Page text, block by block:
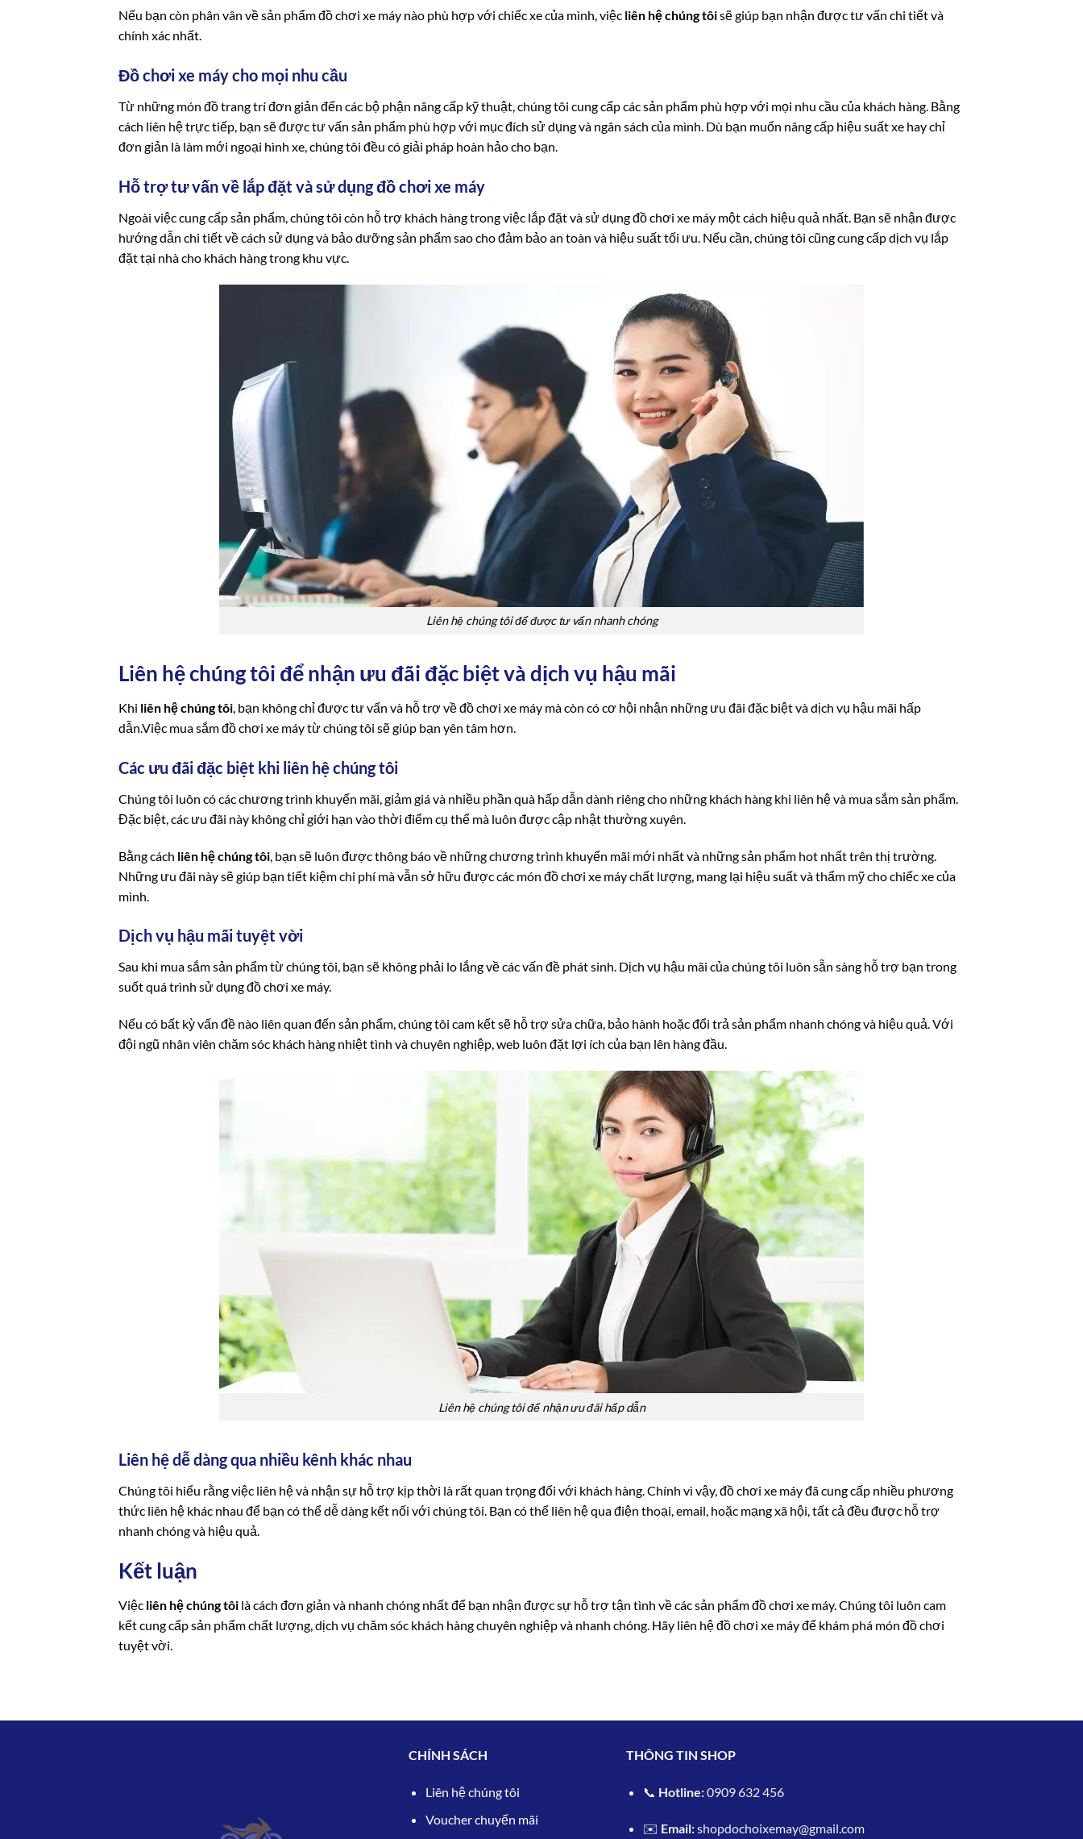
Nếu bạn còn phân vân về sản phẩm đồ chơi xe máy nào phù hợp với chiếc xe của mình, việc liên hệ chúng tôisẽ giúp bạn nhận được tư vấn chi tiết và
chính xác nhất.
Đồ chơi xe máy cho mọi nhu cầu
Từ những món đồ trang trí đơn giản đến các bộ phận nâng cấp kỹ thuật, chúng tôi cung cấp các sản phẩm phù hợp với mọi nhu cầu của khách hàng. Bằng
cách liên hệ trực tiếp, bạn sẽ được tư vấn sản phẩm phù hợp với mục đích sử dụng và ngân sách của mình. Dù bạn muốn nâng cấp hiệu suất xe hay chỉ
đơn giản là làm mới ngoại hình xe, chúng tôi đều có giải pháp hoàn hảo cho bạn.
Hỗ trợ tư vấn về lắp đặt và sử dụng đồ chơi xe máy
Ngoài việc cung cấp sản phẩm, chúng tôi còn hỗ trợ khách hàng trong việc lắp đặt và sử dụng đồ chơi xe máy một cách hiệu quả nhất. Bạn sẽ nhận được
hướng dẫn chi tiết về cách sử dụng và bảo dưỡng sản phẩm sao cho đảm bảo an toàn và hiệu suất tối ưu. Nếu cần, chúng tôi cũng cung cấp dịch vụ lắp
đặt tại nhà cho khách hàng trong khu vực.
Liên hệ chúng tôi để được tư vấn nhanh chóng
Liên hệ chúng tôi để nhận ưu đãi đặc biệt và dịch vụ hậu mãi
Khi liên hệ chúng tôi, bạn không chỉ được tư vấn và hỗ trợ về đồ chơi xe máy mà còn có cơ hội nhận những ưu đãi đặc biệt và dịch vụ hậu mãi hấp
dẫn.Việc mua sắm đồ chơi xe máy từ chúng tôi sẽ giúp bạn yên tâm hơn.
Các ưu đãi đặc biệt khi liên hệ chúng tôi
Chúng tôi luôn có các chương trình khuyến mãi, giảm giá và nhiều phần quà hấp dẫn dành riêng cho những khách hàng khi liên hệ và mua sắm sản phẩm.
Đặc biệt, các ưu đãi này không chỉ giới hạn vào thời điểm cụ thể mà luôn được cập nhật thường xuyên.
Bằng cách liên hệ chúng tôi , bạn sẽ luôn được thông báo về những chương trình khuyến mãi mới nhất và những sản phẩm hot nhất trên thị trường.
Những ưu đãi này sẽ giúp bạn tiết kiệm chi phí mà vẫn sở hữu được các món đồ chơi xe máy chất lượng, mang lại hiệu suất và thẩm mỹ cho chiếc xe của
mình.
Dịch vụ hậu mãi tuyệt vời
Sau khi mua sắm sản phẩm từ chúng tôi, bạn sẽ không phải lo lắng về các vấn đề phát sinh. Dịch vụ hậu mãi của chúng tôi luôn sẵn sàng hỗ trợ bạn trong
suốt quá trình sử dụng đồ chơi xe máy.
Nếu có bất kỳ vấn đề nào liên quan đến sản phẩm, chúng tôi cam kết sẽ hỗ trợ sửa chữa, bảo hành hoặc đổi trả sản phẩm nhanh chóng và hiệu quả. Với
đội ngũ nhân viên chăm sóc khách hàng nhiệt tình và chuyên nghiệp, web luôn đặt lợi ích của bạn lên hàng đầu.
Liên hệ chúng tôi để nhận ưu đãi hấp dẫn
Liên hệ dễ dàng qua nhiều kênh khác nhau
Chúng tôi hiểu rằng việc liên hệ và nhận sự hỗ trợ kịp thời là rất quan trọng đối với khách hàng. Chính vì vậy, đồ chơi xe máy đã cung cấp nhiều phương
thức liên hệ khác nhau để bạn có thể dễ dàng kết nối với chúng tôi. Bạn có thể liên hệ qua điện thoại, email, hoặc mạng xã hội, tất cả đều được hỗ trợ
nhanh chóng và hiệu quả.
Kết luận
Việc liên hệ chúng tôi là cách đơn giản và nhanh chóng nhất để bạn nhận được sự hỗ trợ tận tình về các sản phẩm đồ chơi xe máy. Chúng tôi luôn cam
kết cung cấp sản phẩm chất lượng, dịch vụ chăm sóc khách hàng chuyên nghiệp và nhanh chóng. Hãy liên hệ đồ chơi xe máy để khám phá món đồ chơi
tuyệt vời.
CHÍNH SÁCH
L iên hệ chúng tôi
Voucher chuyến mãi
THÔNG TIN SHOP
📞 Hotline:0909 632 456
✉️ Email:shopdochoixemay@gmail.com